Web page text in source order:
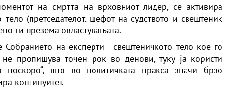
на смртта на врховниот лидер, се активира
(претседателот, шефот на судството и свештеник
ги презема овластувањата.
на експерти - свештеничкото тело кое го
не пропишува точен рок во денови, туку ја користи
што во политичката пракса значи брзо
континуитет.